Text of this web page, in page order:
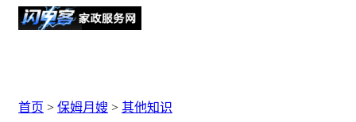
首页 > 保姆月嫂 > 其他知识